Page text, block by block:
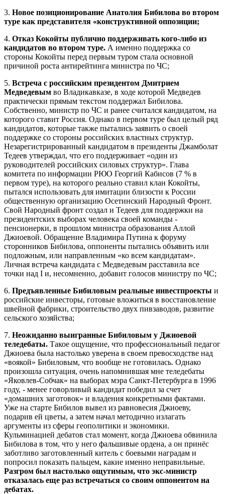
3. Новое позиционирование Анатолия Бибилова во втором
туре как представителя «конструктивной оппозиции;
4. Отказ Кокойты публично поддерживать кого-либо из
кандидатов во втором туре. А именно поддержка со
стороны Кокойты перед первым туром стала основной
причиной роста антирейтинга министра по ЧС;
5. Встреча с российским президентом Дмитрием
Медведевым во Владикавказе, в ходе которой Медведев
практически прямым текстом поддержал Бибилова.
Собственно, министр по ЧС и ранее считался кандидатом, на
которого ставит Россия. Однако в первом туре был целый ряд
кандидатов, которые также пытались заявить о своей
поддержке со стороны российских властных структур.
Незарегистрированный кандидатом в президенты Джамболат
Тедеев утверждал, что его поддерживает «один из
руководителей российских силовых структур». Глава
комитета по информации РЮО Георгий Кабисов (7 % в
первом туре), на которого реально ставил клан Кокойты,
пытался использовать для имитации близости к России
общественную организацию Осетинский Народный Фронт.
Свой Народный фронт создал и Тедеев для поддержки на
президентских выборах человека своей команды -
пенсионерки, в прошлом министра образования Аллой
Джиоевой. Обращение Владимира Путина к форуму
сторонников Бибилова, оппоненты пытались объявить или
подложным, или направленным «ко всем кандидатам».
Личная встреча кандидата с Медведевым расставила все
точки над I и, несомненно, добавит голосов министру по ЧС;
6. Предъявленные Бибиловым реальные инвестпроекты и
российские инвесторы, готовые вложиться в восстановление
швейной фабрики, строительство двух пивзаводов, развитие
сельского хозяйства;
7. Неожиданно выигранные Бибиловым у Джиоевой
теледебаты. Такое ощущение, что профессиональный педагог
Джиоева была настолько уверена в своем превосходстве над
«воякой» Бибиловым, что вообще не готовилась. Однако
произошла ситуация, очень напомнившая мне теледебаты
«Яковлев-Собчак» на выборах мэра Санкт-Петербурга в 1996
году, - менее говорливый кандидат победил за счет
«домашних заготовок» и владения конкретными фактами.
Уже на старте Бибилов вывел из равновесия Джиоеву,
подарив ей цветы, а затем начал методично излагать
аргументы из сферы геополитики и экономики.
Кульминацией дебатов стал момент, когда Джиоева обвинила
Бибилова в том, что у него фальшивые ордена, а он принёс
заботливо заготовленный китель с боевыми наградам и
попросил показать пальцем, какие именно неправильные.
Разгром был настолько ощутимым, что экс-министр
отказалась еще раз встречаться со своим оппонентом на
дебатах.